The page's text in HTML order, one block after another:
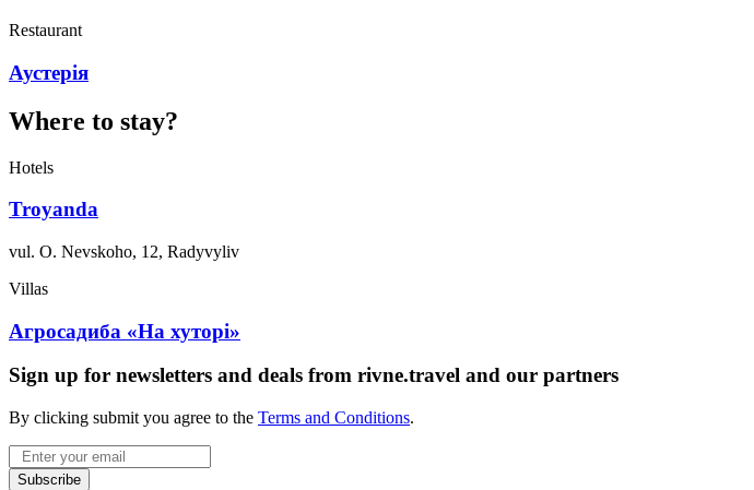
Restaurant
Аустерія
Where to stay?
Hotels
Troyanda
vul. O. Nevskoho, 12, Radyvyliv
Villas
Агросадиба «На хуторі»
Sign up for newsletters and deals from rivne.travel and our partners
By clicking submit you agree to the Terms and Conditions.
Email
Subscribe